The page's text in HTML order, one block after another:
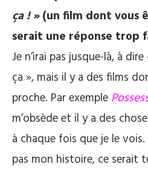
ça ! »(un film dont vous
serait une réponse trop
Je n’irai pas jusque-là, à
ça », mais il y a des films
proche. Par exemple
m’obsède et il y a des
à chaque fois que je le
pas mon histoire, ce serait